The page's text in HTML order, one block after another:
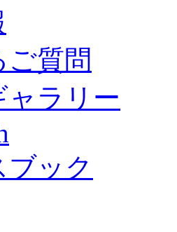
ご質問
ャラリー
ブック